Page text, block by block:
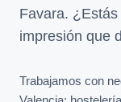
Favara.
impresión que
Trabajamos con